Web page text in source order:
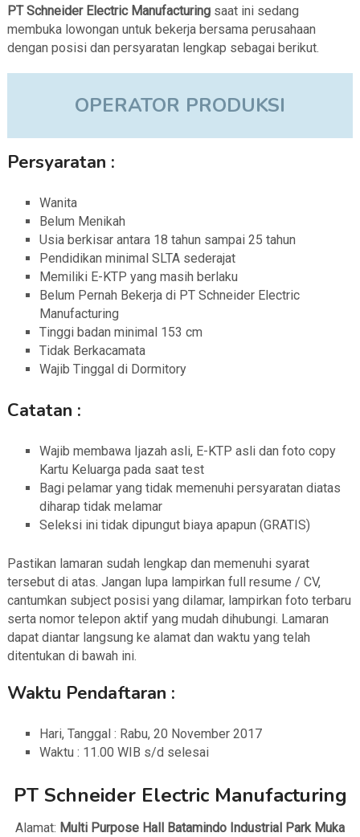
PT Schneider Electric Manufacturing saat ini sedang
membuka lowongan untuk bekerja bersama perusahaan
dengan posisi dan persyaratan lengkap sebagai berikut.
OPERATOR PRODUKSI
Persyaratan :
Wanita
Belum Menikah
Usia berkisar antara 18 tahun sampai 25 tahun
Pendidikan minimal SLTA sederajat
Memiliki E-KTP yang masih berlaku
Belum Pernah Bekerja di PT Schneider Electric
Manufacturing
Tinggi badan minimal 153 cm
Tidak Berkacamata
Wajib Tinggal di Dormitory
Catatan :
Wajib membawa Ijazah asli, E-KTP asli dan foto copy
Kartu Keluarga pada saat test
Bagi pelamar yang tidak memenuhi persyaratan diatas
diharap tidak melamar
Seleksi ini tidak dipungut biaya apapun (GRATIS)
Pastikan lamaran sudah lengkap dan memenuhi syarat
tersebut di atas. Jangan lupa lampirkan full resume / CV,
cantumkan subject posisi yang dilamar, lampirkan foto terbaru
serta nomor telepon aktif yang mudah dihubungi. Lamaran
dapat diantar langsung ke alamat dan waktu yang telah
ditentukan di bawah ini.
Waktu Pendaftaran :
Hari, Tanggal : Rabu, 20 November 2017
Waktu : 11.00 WIB s/d selesai
PT Schneider Electric Manufacturing
Alamat: Multi Purpose Hall Batamindo Industrial Park Muka